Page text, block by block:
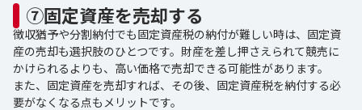
⑦固定資産を売却する
徴収猶予や分割納付でも固定資産税の納付が難しい時は、固定資
産の売却も選択肢のひとつです。財産を差し押さえられて競売に
かけられるよりも、高い価格で売却できる可能性があります。
また、固定資産を売却すれば、その後、固定資産税を納付する必
要がなくなる点もメリットです。